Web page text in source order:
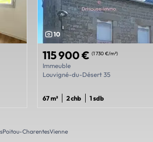
10
115 900 € (1 730 €/m²)
Immeuble
Louvigné-du-Désert 35
67 m² 2 chb 1 sdb
Poitou-CharentesVienne